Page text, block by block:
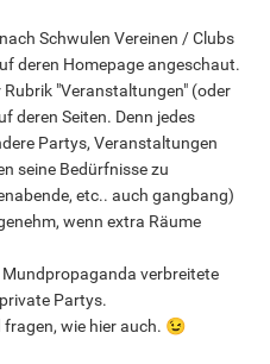
Schwulen Vereinen / Clubs
deren Homepage angeschaut.
"Veranstaltungen" (oder
deren Seiten. Denn jedes
Partys, Veranstaltungen
seine Bedürfnisse zu
etc.. auch gangbang)
wenn extra Räume
verbreitete
Partys.
wie hier auch. 😉